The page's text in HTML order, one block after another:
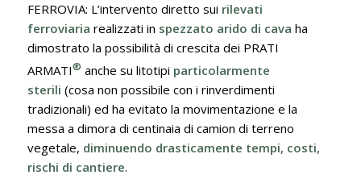
FERROVIA: L’intervento diretto sui rilevati
ferroviaria realizzati in spezzato arido di cava ha
dimostrato la possibilità di crescita dei PRATI
ARMATI® anche su litotipi particolarmente
sterili (cosa non possibile con i rinverdimenti
tradizionali) ed ha evitato la movimentazione e la
messa a dimora di centinaia di camion di terreno
vegetale, diminuendo drasticamente tempi, costi,
rischi di cantiere.